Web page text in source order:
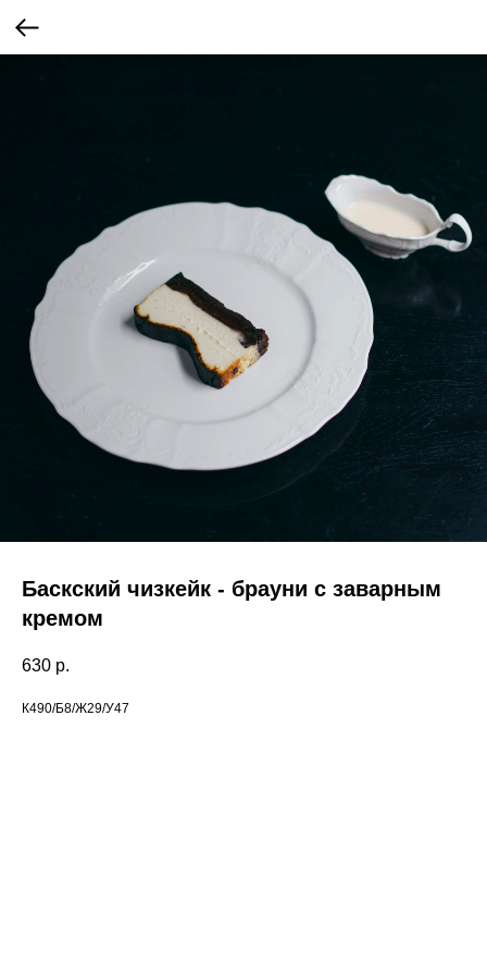
Баскский чизкейк - брауни с заварным
кремом
630 р.
К490/Б8/Ж29/У47